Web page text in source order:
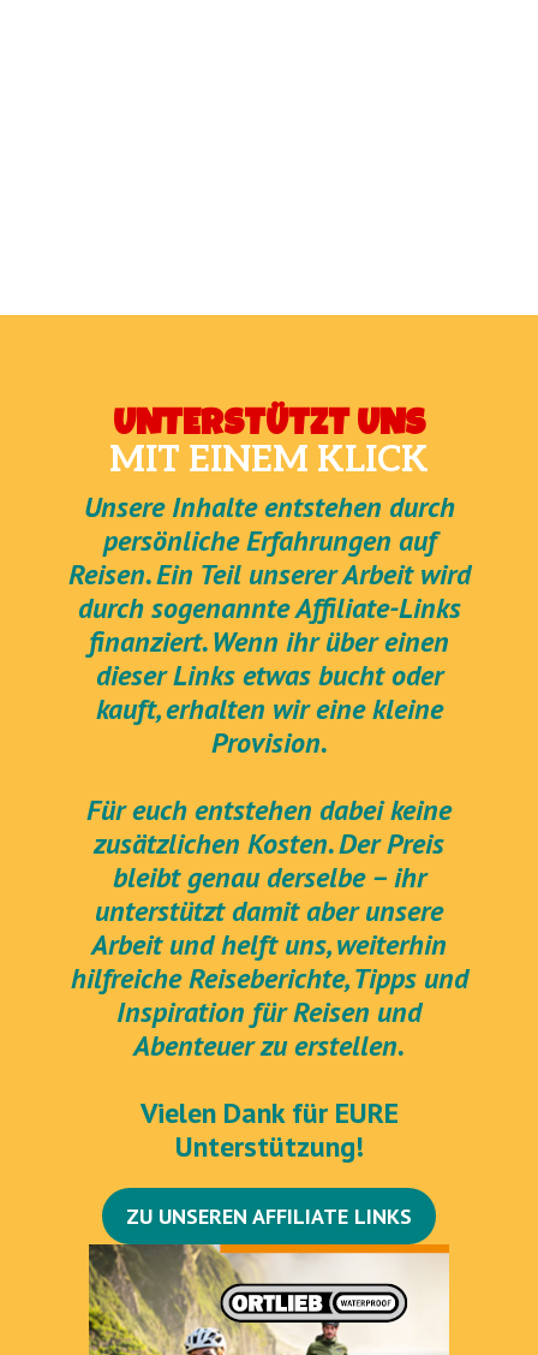
UNTERSTÜTZT UNS
MIT EINEM KLICK
Unsere Inhalte entstehen durch
persönliche Erfahrungen auf
Reisen. Ein Teil unserer Arbeit wird
durch sogenannte Affiliate-Links
finanziert. Wenn ihr über einen
dieser Links etwas bucht oder
kauft, erhalten wir eine kleine
Provision.
Für euch entstehen dabei keine
zusätzlichen Kosten. Der Preis
bleibt genau derselbe – ihr
unterstützt damit aber unsere
Arbeit und helft uns, weiterhin
hilfreiche Reiseberichte, Tipps und
Inspiration für Reisen und
Abenteuer zu erstellen.
Vielen Dank für EURE
Unterstützung!
ZU UNSEREN AFFILIATE LINKS